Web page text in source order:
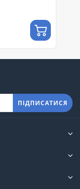
ПІДПИСАТИСЯ